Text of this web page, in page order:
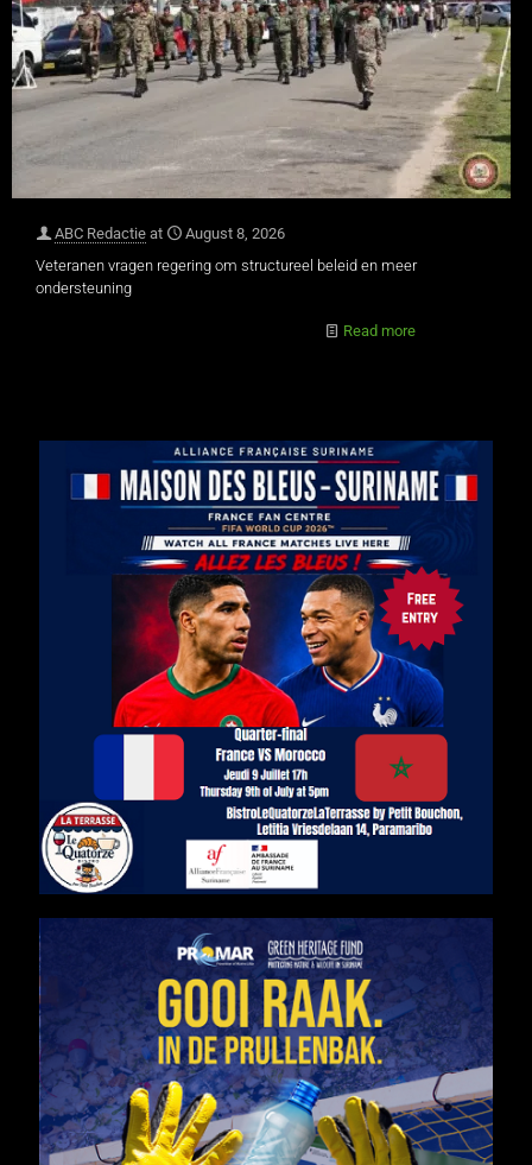
ABC Redactie at
August 8, 2026
Veteranen vragen regering om structureel beleid en meer
ondersteuning
Read more